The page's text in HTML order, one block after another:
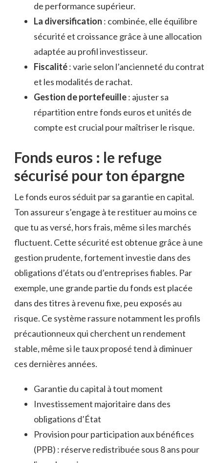
de performance supérieur.
La diversification : combinée, elle équilibre
sécurité et croissance grâce à une allocation
adaptée au profil investisseur.
Fiscalité: varie selon l’ancienneté du contrat
et les modalités de rachat.
Gestion de portefeuille: ajuster sa
répartition entre fonds euros et unités de
compte est crucial pour maîtriser le risque.
Fonds euros : le refuge
sécurisé pour ton épargne
Le fonds euros séduit par sa garantie en capital.
Ton assureur s’engage à te restituer au moins ce
que tu as versé, hors frais, même si les marchés
fluctuent. Cette sécurité est obtenue grâce à une
gestion prudente, fortement investie dans des
obligations d’états ou d’entreprises fiables. Par
exemple, une grande partie du fonds est placée
dans des titres à revenu fixe, peu exposés au
risque. Ce système rassure notamment les profils
précautionneux qui cherchent un rendement
stable, même si le taux proposé tend à diminuer
ces dernières années.
Garantie du capital à tout moment
Investissement majoritaire dans des
obligations d’État
Provision pour participation aux bénéfices
(PPB) : réserve redistribuée sous 8 ans pour